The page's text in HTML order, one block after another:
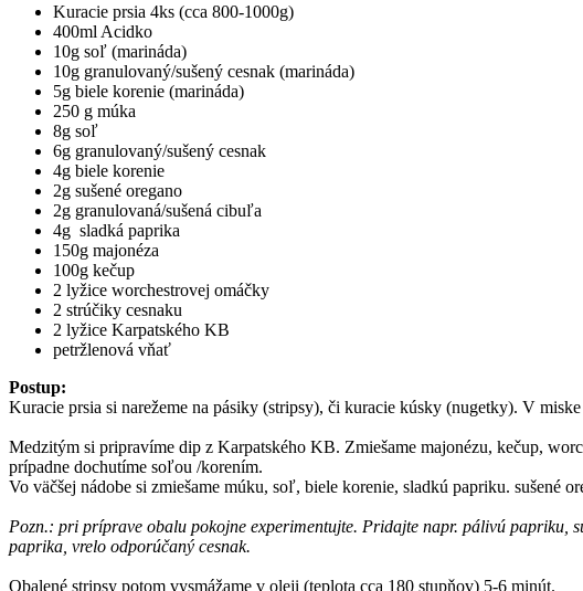
Kuracie prsia 4ks (cca 800-1000g)
400ml Acidko
10g soľ (marináda)
10g granulovaný/sušený cesnak (marináda)
5g biele korenie (marináda)
250 g múka
8g soľ
6g granulovaný/sušený cesnak
4g biele korenie
2g sušené oregano
2g granulovaná/sušená cibuľa
4g sladká paprika
150g majonéza
100g kečup
2 lyžice worchestrovej omáčky
2 strúčiky cesnaku
2 lyžice Karpatského KB
petržlenová vňať
Postup:
Kuracie prsia si narežeme na pásiky (stripsy), či kuracie kúsky (nugetky). V
Medzitým si pripravíme dip z Karpatského KB. Zmiešame majonézu, kečup,
prípadne dochutíme soľou /korením.
Vo väčšej nádobe si zmiešame múku, soľ, biele korenie, sladkú papriku. sušené
Pozn.: pri príprave obalu pokojne experimentujte. Pridajte napr. pálivú papriku,
paprika, vrelo odporúčaný cesnak.
Obalené stripsy potom vysmážame v oleji (teplota cca 180 stupňov) 5-6 minút.